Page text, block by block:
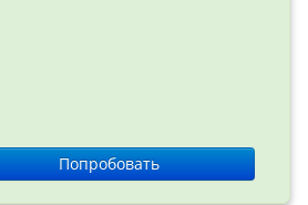
© ООО
«Орфограмматика», 2012—2026
Попробовать